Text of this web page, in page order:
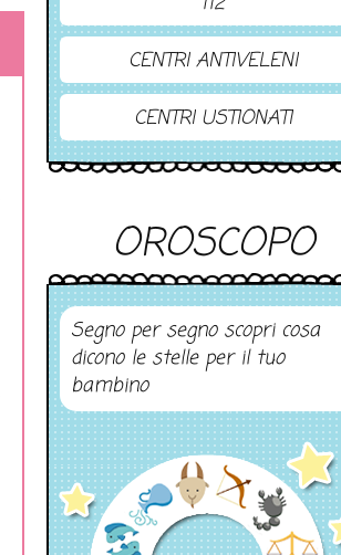
CENTRI ANTIVELENI
CENTRI USTIONATI
OROSCOPO
Segno per segno scopri cosa
dicono le stelle per il tuo
bambino